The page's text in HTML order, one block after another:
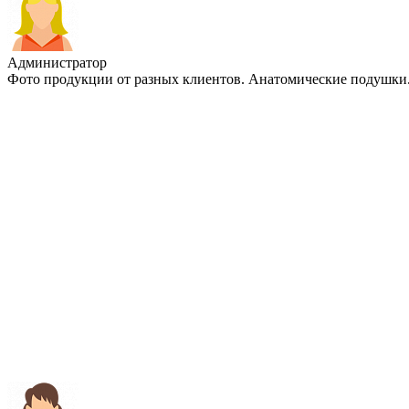
Администратор
Фото продукции от разных клиентов. Анатомические